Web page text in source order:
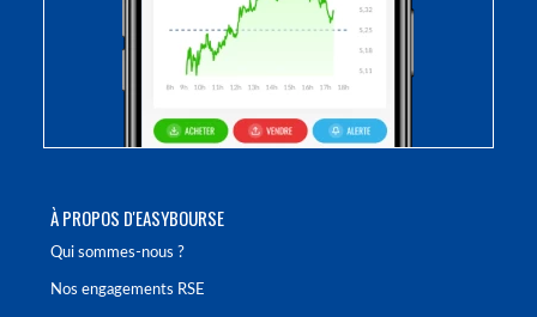
À PROPOS D'EASYBOURSE
Qui sommes-nous ?
Nos engagements RSE